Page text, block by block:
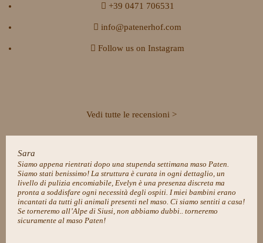
+39 0471 706531
info@patenerhof.com
Follow us on Instagram
Vedi tutte le recensioni >
Sara
Siamo appena rientrati dopo una stupenda settimana maso Paten.
Siamo stati benissimo! La struttura è curata in ogni dettaglio, un
livello di pulizia encomiabile, Evelyn è una presenza discreta ma
pronta a soddisfare ogni necessità degli ospiti. I miei bambini erano
incantati da tutti gli animali presenti nel maso. Ci siamo sentiti a casa!
Se torneremo all’Alpe di Siusi, non abbiamo dubbi.. torneremo
sicuramente al maso Paten!